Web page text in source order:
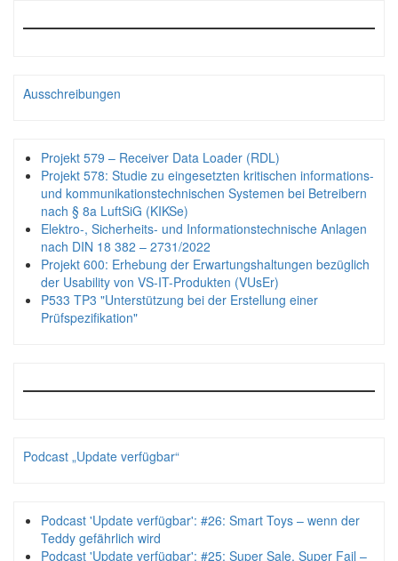
Ausschreibungen
Projekt 579 – Receiver Data Loader (RDL)
Projekt 578: Studie zu eingesetzten kritischen informations-
und kommunikationstechnischen Systemen bei Betreibern
nach § 8a LuftSiG (KIKSe)
Elektro-, Sicherheits- und Informationstechnische Anlagen
nach DIN 18 382 – 2731/2022
Projekt 600: Erhebung der Erwartungshaltungen bezüglich
der Usability von VS-IT-Produkten (VUsEr)
P533 TP3 "Unterstützung bei der Erstellung einer
Prüfspezifikation"
Podcast „Update verfügbar“
Podcast 'Update verfügbar': #26: Smart Toys – wenn der
Teddy gefährlich wird
Podcast 'Update verfügbar': #25: Super Sale, Super Fail –